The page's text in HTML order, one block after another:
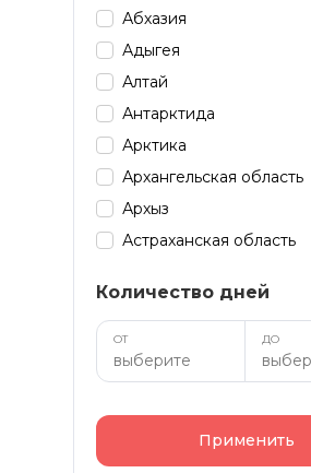
Абхазия
Адыгея
Алтай
Антарктида
Арктика
Архангельская область
Архыз
Астраханская область
Башкирия
Бурятия
Дагестан
Забайкалье
Зарубеж
Количество дней
ОТ ДО
Применить